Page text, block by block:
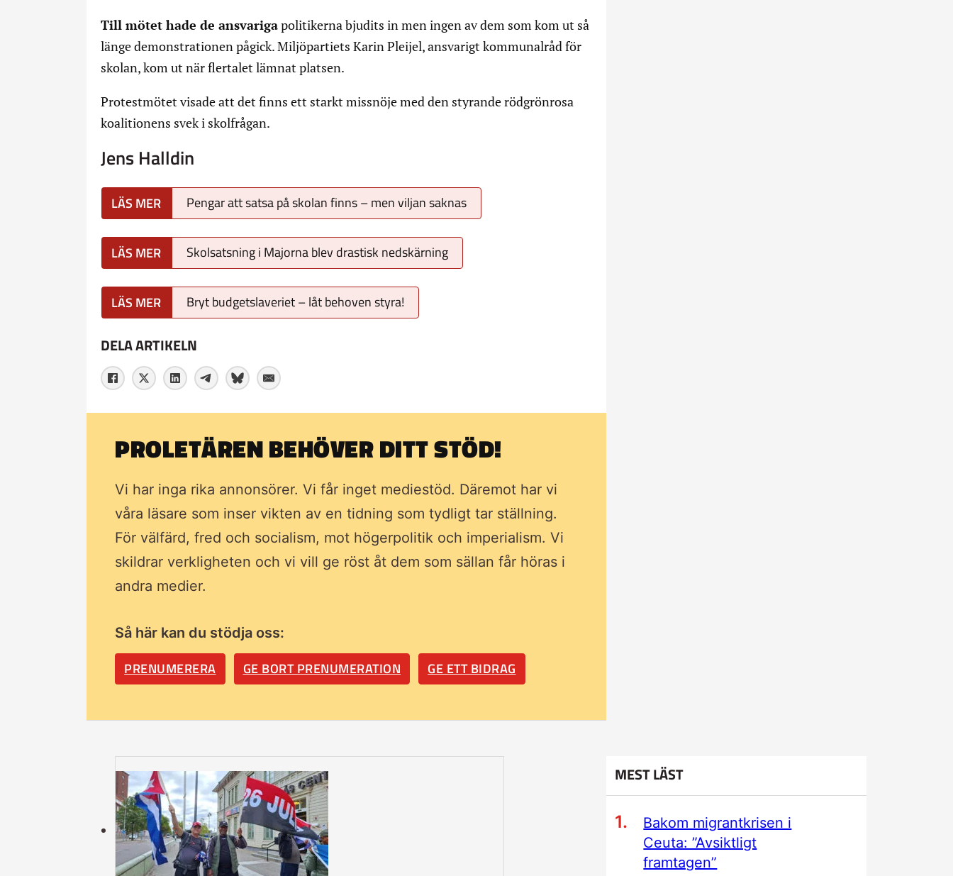
Till mötet hade de ansvarigapolitikerna bjudits in men ingen av dem som kom ut så
länge demonstrationen pågick. Miljöpartiets Karin Pleijel, ansvarigt kommunalråd för
skolan, kom ut när flertalet lämnat platsen.
Protestmötet visade att det finns ett starkt missnöje med den styrande rödgrönrosa
koalitionens svek i skolfrågan.
Jens Halldin
Pengar att satsa på skolan finns – men viljan saknas
Skolsatsning i Majorna blev drastisk nedskärning
Bryt budgetslaveriet – låt behoven styra!
DELA ARTIKELN
PROLETÄREN BEHÖVER DITT STÖD!
Vi har inga rika annonsörer. Vi får inget mediestöd. Däremot har vi
våra läsare som inser vikten av en tidning som tydligt tar ställning.
För välfärd, fred och socialism, mot högerpolitik och imperialism. Vi
skildrar verkligheten och vi vill ge röst åt dem som sällan får höras i
andra medier.
Så här kan du stödja oss:
PRENUMERERA GE BORT PRENUMERATION GE ETT BIDRAG
MEST LÄST
Bakom migrantkrisen i
Ceuta: ”Avsiktligt
framtagen”